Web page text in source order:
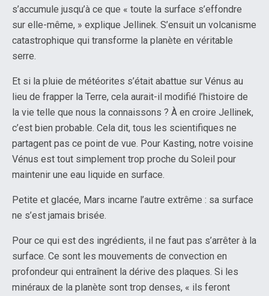
s’accumule jusqu’à ce que « toute la surface s’effondre
sur elle-même, » explique Jellinek. S’ensuit un volcanisme
catastrophique qui transforme la planète en véritable
serre.
Et si la pluie de météorites s’était abattue sur Vénus au
lieu de frapper la Terre, cela aurait-il modifié l’histoire de
la vie telle que nous la connaissons ? À en croire Jellinek,
c’est bien probable. Cela dit, tous les scientifiques ne
partagent pas ce point de vue. Pour Kasting, notre voisine
Vénus est tout simplement trop proche du Soleil pour
maintenir une eau liquide en surface.
Petite et glacée, Mars incarne l’autre extrême : sa surface
ne s’est jamais brisée.
Pour ce qui est des ingrédients, il ne faut pas s’arrêter à la
surface. Ce sont les mouvements de convection en
profondeur qui entraînent la dérive des plaques. Si les
minéraux de la planète sont trop denses, « ils feront